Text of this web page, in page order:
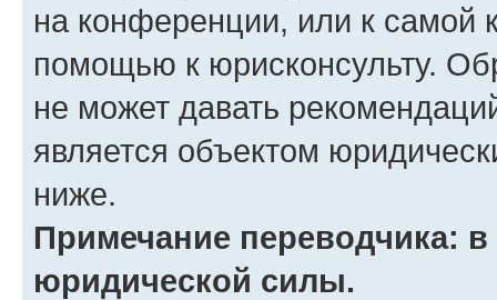
на конференции, или к самой
помощью к юрисконсульту.
не может давать
является объектом
ниже.
Примечание переводчика:
юридической силы.